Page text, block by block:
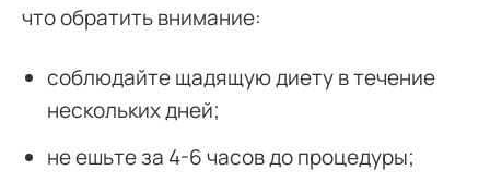
что обратить внимание:
соблюдайте щадящую диету в течение
нескольких дней;
не ешьте за 4-6 часов до процедуры;